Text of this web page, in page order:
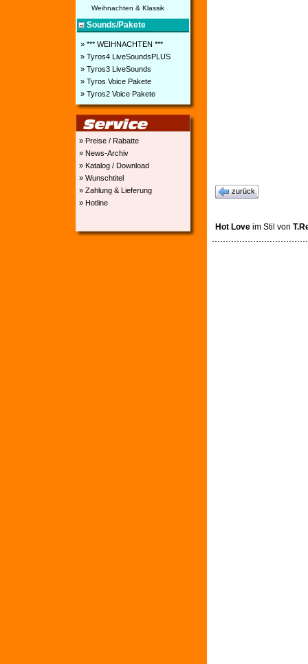
Weihnachten & Klassik
Sounds/Pakete
» *** WEIHNACHTEN ***
» Tyros4 LiveSoundsPLUS
» Tyros3 LiveSounds
» Tyros Voice Pakete
» Tyros2 Voice Pakete
» Preise / Rabatte
» News-Archiv
» Katalog / Download
» Wunschtitel
» Zahlung & Lieferung
» Hotline
zurück
Hot Love im Stil von